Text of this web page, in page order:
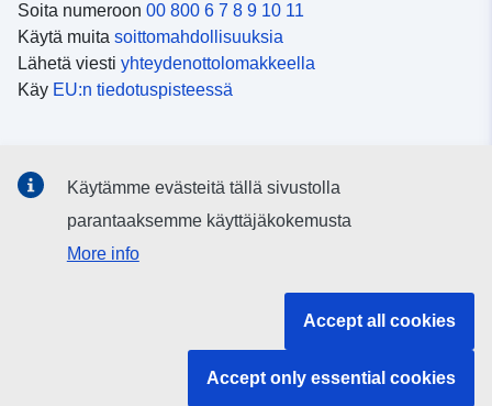
Soita numeroon 00 800 6 7 8 9 10 11
Käytä muita soittomahdollisuuksia
Lähetä viesti yhteydenottolomakkeella
Käy EU:n tiedotuspisteessä
sosiaalisessa mediassa
EU:n toimielimet ja muut elimet
Käytämme evästeitä tällä sivustolla
parantaaksemme käyttäjäkokemusta
More info
Accept all cookies
Accept only essential cookies